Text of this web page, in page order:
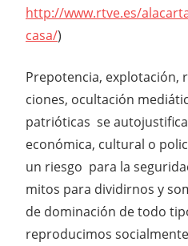
http://www.rtve.es/
casa/)
Prepotencia, explotación,
ciones, ocultación
patrióticas se
económica, cultural o
un riesgo para la
mitos para dividirnos y
de dominación de todo
reproducimos